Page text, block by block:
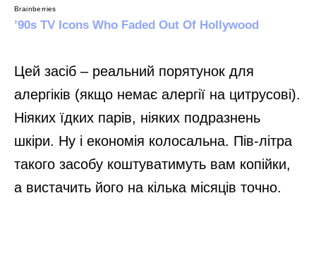
Цей засіб – реальний порятунок для
алергіків (якщо немає алергії на цитрусові).
Ніяких їдких парів, ніяких подразнень
шкіри. Ну і економія колосальна. Пів-літра
такого засобу коштуватимуть вам копійки,
а вистачить його на кілька місяців точно.